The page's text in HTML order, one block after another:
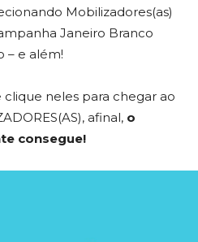
Mobilizadores(as)
Janeiro Branco
– e além!
clique neles para chegar ao
afinal, o
consegue!